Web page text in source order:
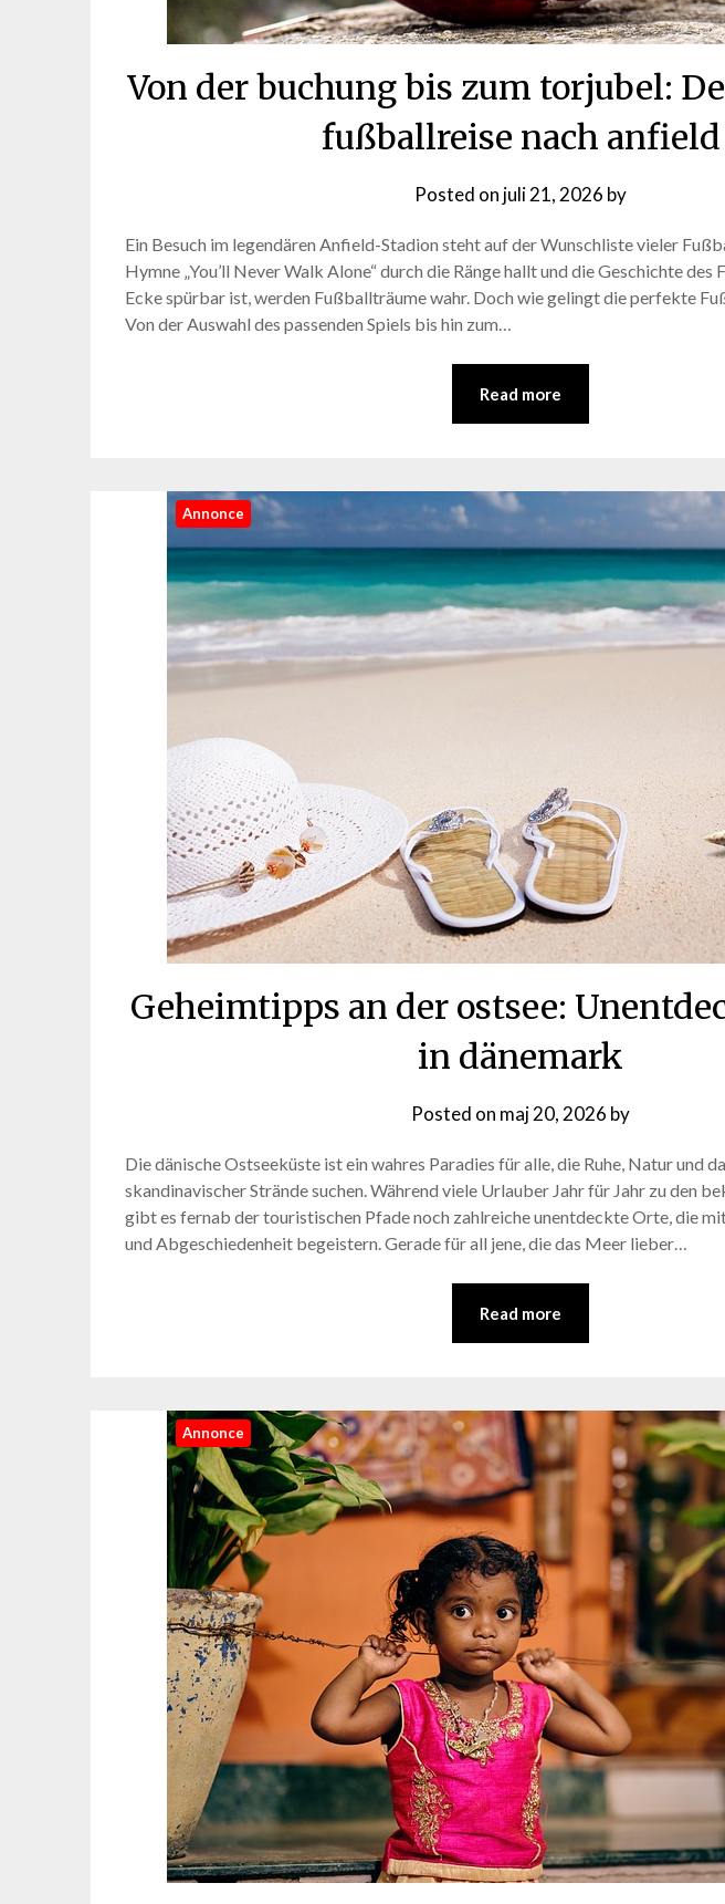
Von der buchung bis zum torjubel:
fußballreise nach anfield
Posted on juli 21, 2026 by
Ein Besuch im legendären Anfield-Stadion steht auf der Wunschliste vieler
Hymne „You’ll Never Walk Alone“ durch die Ränge hallt und die Geschichte des
Ecke spürbar ist, werden Fußballträume wahr. Doch wie gelingt die perfekte
Von der Auswahl des passenden Spiels bis hin zum…
Read more
Annonce
Geheimtipps an der ostsee:
in dänemark
Posted on maj 20, 2026 by
Die dänische Ostseeküste ist ein wahres Paradies für alle, die Ruhe, Natur und
skandinavischer Strände suchen. Während viele Urlauber Jahr für Jahr zu den
gibt es fernab der touristischen Pfade noch zahlreiche unentdeckte Orte, die
und Abgeschiedenheit begeistern. Gerade für all jene, die das Meer lieber…
Read more
Annonce